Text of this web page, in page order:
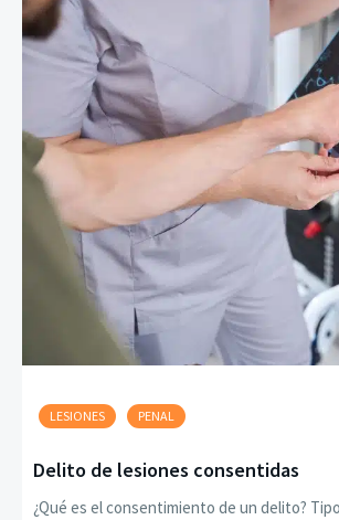
LESIONES PENAL
Delito de lesiones consentidas
¿Qué es el consentimiento de un delito?